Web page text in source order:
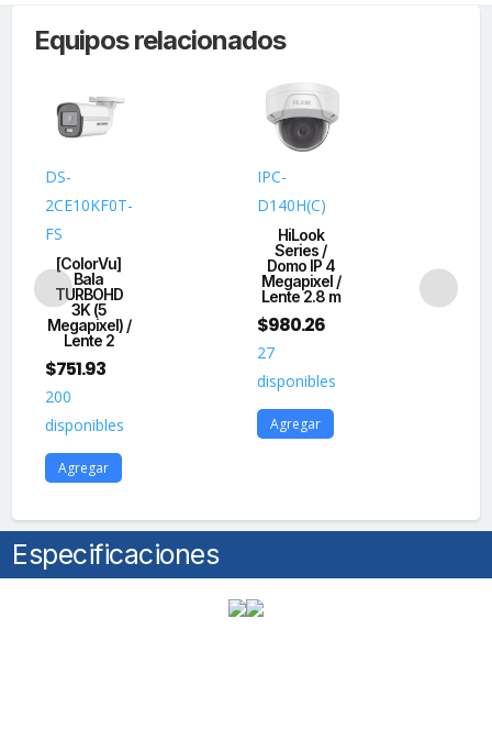
2.8
Angular)
Exterior
EXIR
20
mts
TVI-
AHD-
CVI-
cantidad
Equipos relacionados
DS-
2CE10KF0T-
FS
[ColorVu]
Bala
TURBOHD
3K (5
Megapixel) /
Lente 2
$751.93
200
disponibles
Agregar
IPC-
D140H(C)
HiLook
Series /
Domo IP 4
Megapixel /
Lente 2.8 m
$980.26
27
disponibles
Agregar
Especificaciones